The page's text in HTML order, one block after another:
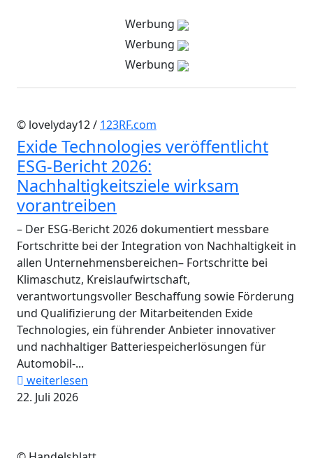
Werbung
Werbung
Werbung
© lovelyday12 / 123RF.com
Exide Technologies veröffentlicht
ESG-Bericht 2026:
Nachhaltigkeitsziele wirksam
vorantreiben
– Der ESG-Bericht 2026 dokumentiert messbare
Fortschritte bei der Integration von Nachhaltigkeit in
allen Unternehmensbereichen– Fortschritte bei
Klimaschutz, Kreislaufwirtschaft,
verantwortungsvoller Beschaffung sowie Förderung
und Qualifizierung der Mitarbeitenden Exide
Technologies, ein führender Anbieter innovativer
und nachhaltiger Batteriespeicherlösungen für
Automobil-...
weiterlesen
22. Juli 2026